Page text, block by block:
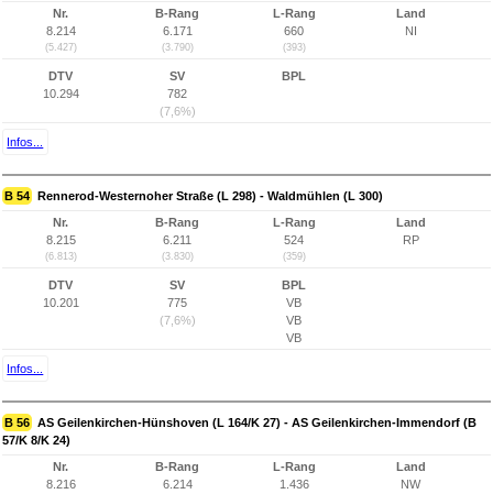
Nr.
8.214
(5.427)
B-Rang
6.171
(3.790)
L-Rang
660
(393)
Land
NI
DTV
10.294
SV
782
(7,6%)
BPL
Infos...
B 54 Rennerod-Westernoher Straße (L 298) - Waldmühlen (L 300)
Nr.
8.215
(6.813)
B-Rang
6.211
(3.830)
L-Rang
524
(359)
Land
RP
DTV
10.201
SV
775
(7,6%)
BPL
VB
VB
VB
Infos...
B 56 AS Geilenkirchen-Hünshoven (L 164/K 27) - AS Geilenkirchen-Immendorf (B
57/K 8/K 24)
Nr.
8.216
B-Rang
6.214
L-Rang
1.436
Land
NW